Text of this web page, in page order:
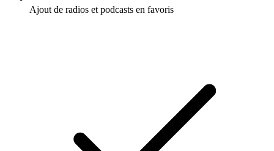
Ajout de radios et podcasts en favoris